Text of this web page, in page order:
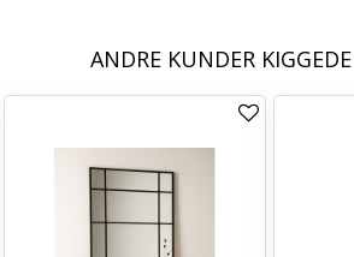
ANDRE KUNDER